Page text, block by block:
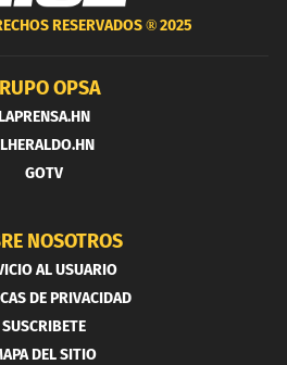
RESERVADOS ®2025
OPSA
LAPRENSA.HN
GOTV
NOSOTROS
AL USUARIO
DE PRIVACIDAD
SUSCRIBETE
DEL SITIO